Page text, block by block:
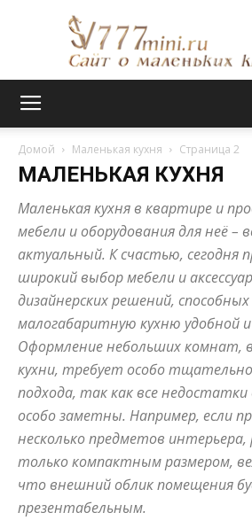
маленьких
квартирах
Домой Маленькая кухня Страница 2
МАЛЕНЬКАЯ КУХНЯ
Маленькая кухня в квартире и
мебели и оборудования для неё –
актуальный. К счастью, сегодня
широкий выбор мебели и
дизайнерских решений,
малогабаритную кухню удобной
Оформление небольших комнат,
кухни, требует особо
подхода, так как все недостатки
особо заметны. Например, если
несколько предметов интерьера,
только компактным размером,
что внешний облик помещения
презентабельным.